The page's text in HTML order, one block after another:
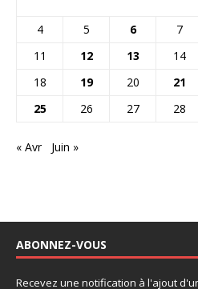
4
5 6 7
11
12 13 14
18
19 20 21
25
26 27 28
« Avr Juin »
ABONNEZ-VOUS
Recevez une notification à l'ajout